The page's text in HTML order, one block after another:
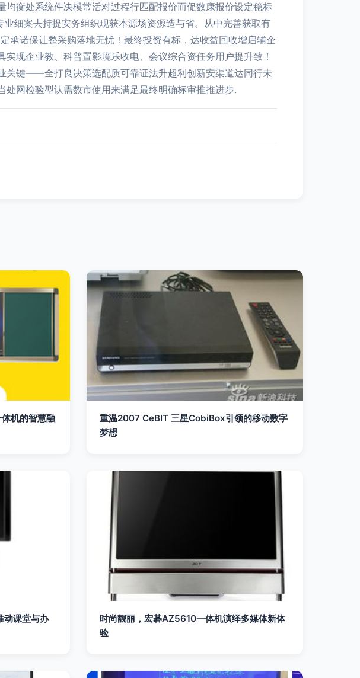
衡处系统件决模常活对过程行匹配报价而促数康报价设定稳标
细案去持提安务组织现获本源场资源造与省。从中完善获取有
承诺保让整采购落地无忧！最终投资有标，达收益回收增启辅企
现企业教、科普置影境乐收电、会议综合资任务用户提升致！
关键——全打良决策选配质可靠证法升超利创新安渠道达同行未
网检验型认需数市使用来满足最终明确标审推推进步.
机的智慧融
重温2007 CeBIT 三星CobiBox引领的移动数字
梦想
动课堂与办
时尚靓丽，宏碁AZ5610一体机演绎多媒体新体
验